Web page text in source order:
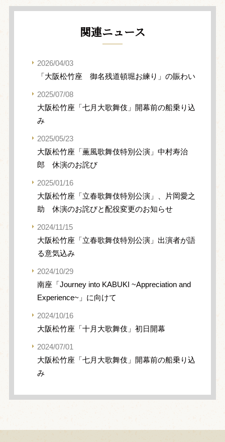
関連ニュース
2026/04/03
「大阪松竹座 御名残道頓堀お練り」の賑わい
2025/07/08
大阪松竹座「七月大歌舞伎」開幕前の船乗り込
み
2025/05/23
大阪松竹座「薫風歌舞伎特別公演」中村寿治
郎 休演のお詫び
2025/01/16
大阪松竹座「立春歌舞伎特別公演」、片岡愛之
助 休演のお詫びと配役変更のお知らせ
2024/11/15
大阪松竹座「立春歌舞伎特別公演」出演者が語
る意気込み
2024/10/29
南座「Journey into KABUKI ~Appreciation and
Experience~」に向けて
2024/10/16
大阪松竹座「十月大歌舞伎」初日開幕
2024/07/01
大阪松竹座「七月大歌舞伎」開幕前の船乗り込
み